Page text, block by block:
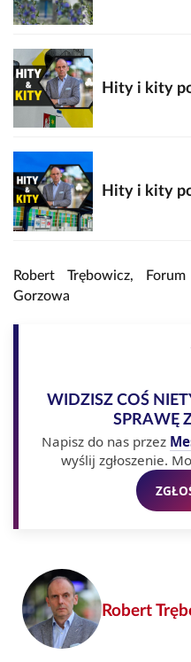
Hity i kity
Hity i kity
Robert Trębowicz,
Gorzowa
WIDZISZ COŚ
SPRAWĘ
Napisz do nas przez
wyślij zgłoszenie.
Robert